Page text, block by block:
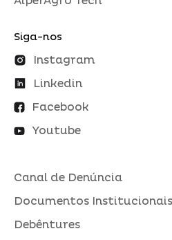
Siga-nos
Instagram
Linkedin
Facebook
Youtube
Canal de Denúncia
Documentos Institucionais
Debêntures